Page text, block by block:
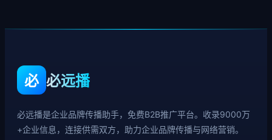
必 必远播
必远播是企业品牌传播助手，免费B2B推广平台。收录9000万
+企业信息，连接供需双方，助力企业品牌传播与网络营销。